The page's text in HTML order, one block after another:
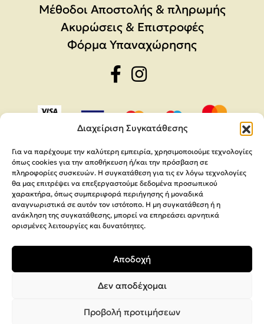
Διαχείριση Συγκατάθεσης
Για να παρέχουμε την καλύτερη εμπειρία, χρησιμοποιούμε τεχνολογίες
όπως cookies για την αποθήκευση ή/και την πρόσβαση σε
πληροφορίες συσκευών. Η συγκατάθεση για τις εν λόγω τεχνολογίες
θα μας επιτρέψει να επεξεργαστούμε δεδομένα προσωπικού
χαρακτήρα, όπως συμπεριφορά περιήγησης ή μοναδικά
αναγνωριστικά σε αυτόν τον ιστότοπο. Η μη συγκατάθεση ή η
ανάκληση της συγκατάθεσης, μπορεί να επηρεάσει αρνητικά
ορισμένες λειτουργίες και δυνατότητες.
Αποδοχή
Δεν αποδέχομαι
Προβολή προτιμήσεων
Μέθοδοι Αποστολής & πληρωμής
Ακυρώσεις & Επιστροφές
Φόρμα Υπαναχώρησης
Copyright 2026,
Κατασκευή Ιστοσελίδων Interactive Net Solutions